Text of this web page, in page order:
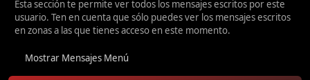
Esta sección te permite ver todos los mensajes escritos por este
usuario. Ten en cuenta que sólo puedes ver los mensajes escritos
en zonas a las que tienes acceso en este momento.
Mostrar Mensajes Menú